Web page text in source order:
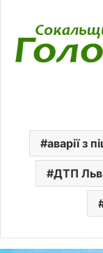
аварії з
ДТП